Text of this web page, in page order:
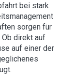
bei stark
sorgen für
direkt auf
auf einer der